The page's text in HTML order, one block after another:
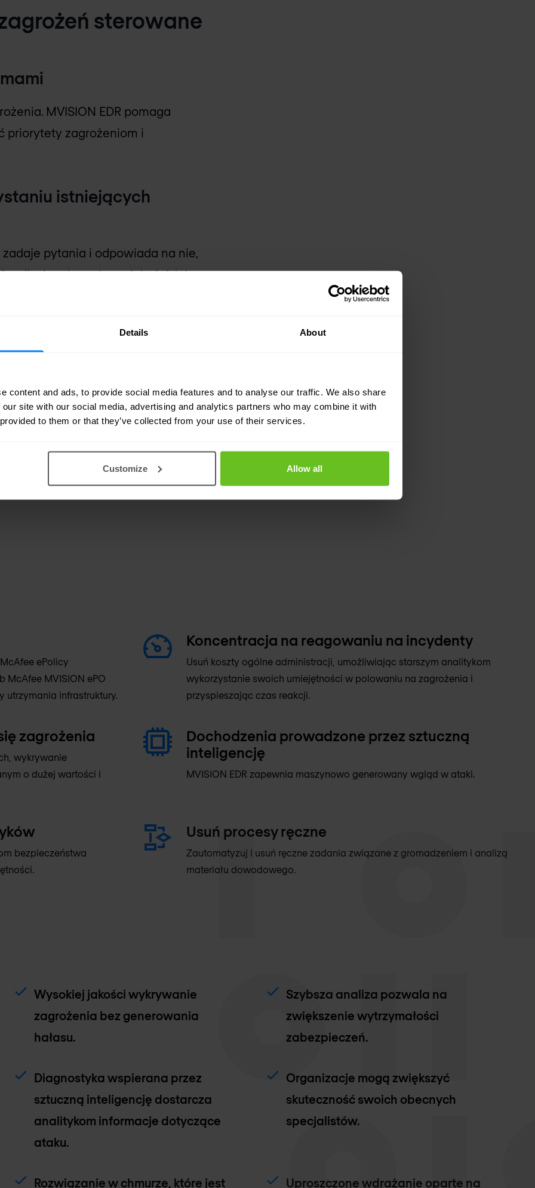
Details About
content and ads, to provide social media features and to analyse our traffic. We also share
site with our social media, advertising and analytics partners who may combine it with
to them or that they’ve collected from your use of their services.
Customize Allow all
sterowane
MVISION EDR pomaga
priorytety zagrożeniom i
istniejących
pytania i odpowiada na nie,
dowody z wielu źródeł -
SOC.
wymaganiach
wykwalifikowanym
obronie, a nie na
dla Ciebie
ePolicy
McAfee MVISION ePO
utrzymania infrastruktury.
Koncentracja na reagowaniu na incydenty
Usuń koszty ogólne administracji, umożliwiając starszym analitykom
wykorzystanie swoich umiejętności w polowaniu na zagrożenia i
przyspieszając czas reakcji.
zagrożenia
wykrywanie
o dużej wartości i
Dochodzenia prowadzone przez sztuczną
inteligencję
MVISION EDR zapewnia maszynowo generowany wgląd w ataki.
bezpieczeństwa
Usuń procesy ręczne
Zautomatyzuj i usuń ręczne zadania związane z gromadzeniem i analizą
materiału dowodowego.
Wysokiej jakości wykrywanie
zagrożenia bez generowania
hałasu.
Szybsza analiza pozwala na
zwiększenie wytrzymałości
zabezpieczeń.
Diagnostyka wspierana przez
sztuczną inteligencję dostarcza
analitykom informacje dotyczące
ataku.
Organizacje mogą zwiększyć
skuteczność swoich obecnych
specjalistów.
Rozwiązanie w chmurze, które jest Uproszczone wdrażanie oparte na